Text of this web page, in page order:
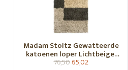
Madam Stoltz Gewatteerde
katoenen loper Lichtbeige,
gebroken wit, grijs, groen
76,5065,02